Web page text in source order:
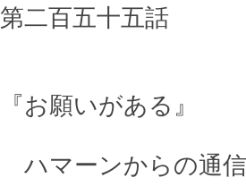
第二百五十五話
『お願いがある』
ハマーンからの通